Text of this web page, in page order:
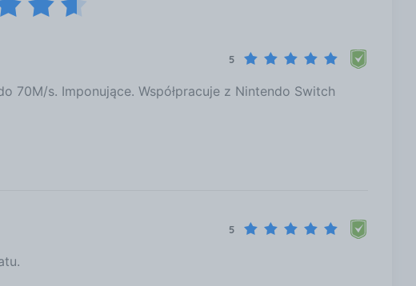
5
70M/s. Imponujące. Współpracuje z Nintendo Switch
5